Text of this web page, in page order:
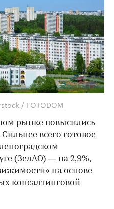
/ FOTODOM
рынке повысились
всего готовое
(ЗелАО) — на 2,9%,
на основе
консалтинговой